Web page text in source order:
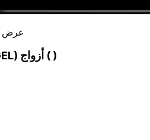
عرض 8 من أزواج العملات الشائعة
أشهر اللاري الجورجي (GEL) أزواج ( )